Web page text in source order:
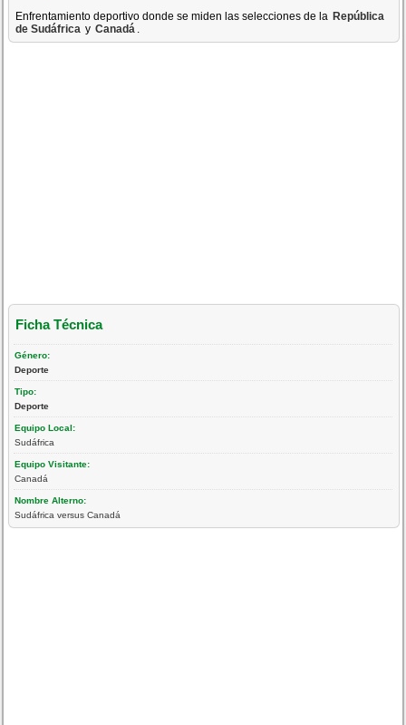
Enfrentamiento deportivo donde se miden las selecciones de la República
de Sudáfrica y Canadá .
Ficha Técnica
Género:
Deporte
Tipo:
Deporte
Equipo Local:
Sudáfrica
Equipo Visitante:
Canadá
Nombre Alterno:
Sudáfrica versus Canadá